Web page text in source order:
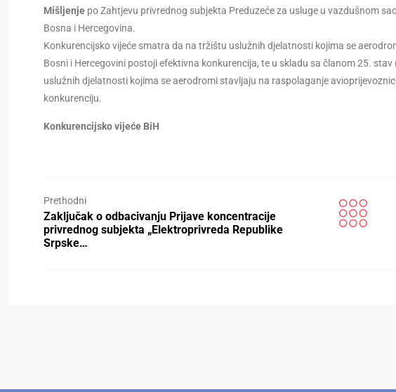
Mišljenje po Zahtjevu privrednog subjekta Preduzeće za usluge u vazdušnom
Bosna i Hercegovina.
Konkurencijsko vijeće smatra da na tržištu uslužnih djelatnosti kojima se
Bosni i Hercegovini postoji efektivna konkurencija, te u skladu sa članom 25.
uslužnih djelatnosti kojima se aerodromi stavljaju na raspolaganje
konkurenciju.
Konkurencijsko vijeće BiH
Prethodni
Zaključak o odbacivanju Prijave koncentracije
privrednog subjekta „Elektroprivreda Republike
Srpske…